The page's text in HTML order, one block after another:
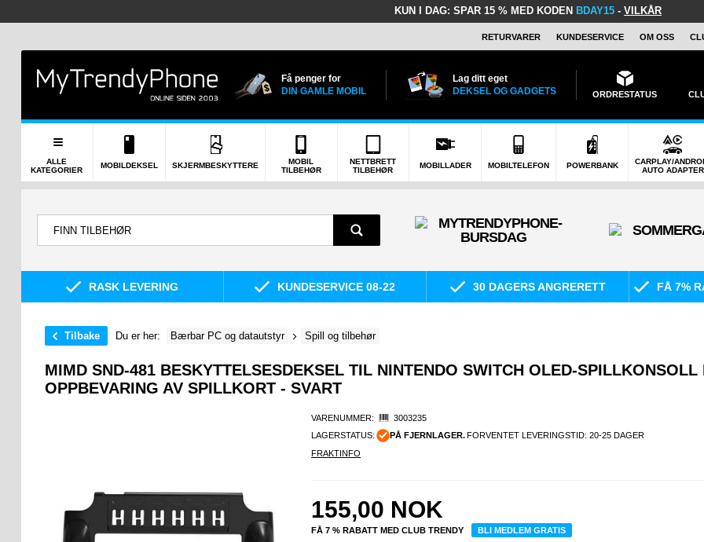
KUN I DAG: SPAR 15 % MED KODEN BDAY15 - VILKÅR
RETURVARER KUNDESERVICE OM OSS
Få penger for
DIN GAMLE MOBIL
Lag ditt eget
DEKSEL OG GADGETS
ORDRESTATUS
ALLE
KATEGORIER
MOBILDEKSEL SKJERMBESKYTTERE
MOBIL
TILBEHØR
NETTBRETT
TILBEHØR
MOBILLADER MOBILTELEFON POWERBANK
CARPLAY/
AUTO ADAPTER
RASK LEVERING KUNDESERVICE 08-22 30 DAGERS ANGRERETT FÅ 7%
Tilbake Du er her: Bærbar PC og datautstyr Spill og tilbehør
MIMD SND-481 BESKYTTELSESDEKSEL TIL NINTENDO SWITCH OLED-SPILLKONSOLL
OPPBEVARING AV SPILLKORT - SVART
VARENUMMER:
3003235
LAGERSTATUS:
PÅ FJERNLAGER. FORVENTET LEVERINGSTID: 20-25 DAGER
FRAKTINFO
155,00 NOK
FÅ 7 % RABATT MED CLUB TRENDY BLI MEDLEM GRATIS